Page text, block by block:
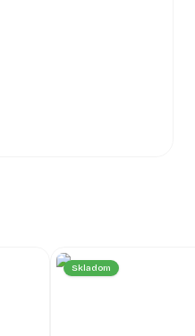
Skladom